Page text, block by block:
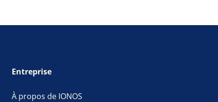
Entreprise
À propos de IONOS